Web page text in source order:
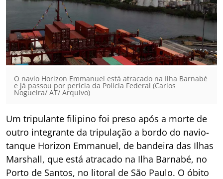
O navio Horizon Emmanuel está atracado na Ilha Barnabé
e já passou por perícia da Polícia Federal (Carlos
Nogueira/ AT/ Arquivo)
Um tripulante filipino foi preso após a morte de
outro integrante da tripulação a bordo do navio-
tanque Horizon Emmanuel, de bandeira das Ilhas
Marshall, que está atracado na Ilha Barnabé, no
Porto de Santos, no litoral de São Paulo. O óbito